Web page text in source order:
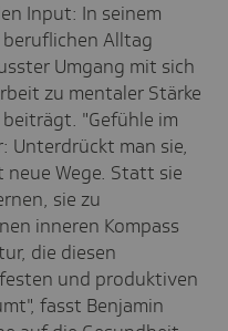
Input: In seinem
Alltag
Umgang mit sich
zu mentaler Stärke
"Gefühle im
Unterdrückt man sie,
Wege. Statt sie
sie zu
inneren Kompass
die diesen
und produktiven
fasst Benjamin